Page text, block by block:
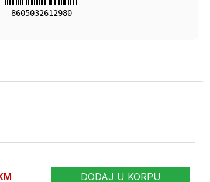
8605032612980
DODAJ U KORPU